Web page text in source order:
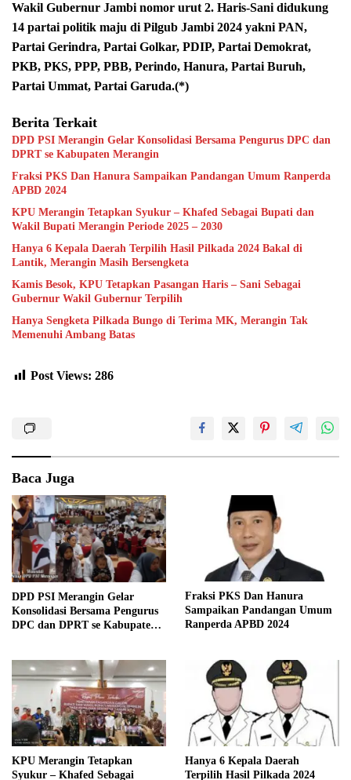
Wakil Gubernur Jambi nomor urut 2. Haris-Sani didukung
14 partai politik maju di Pilgub Jambi 2024 yakni PAN,
Partai Gerindra, Partai Golkar, PDIP, Partai Demokrat,
PKB, PKS, PPP, PBB, Perindo, Hanura, Partai Buruh,
Partai Ummat, Partai Garuda.(*)
Berita Terkait
DPD PSI Merangin Gelar Konsolidasi Bersama Pengurus DPC dan
DPRT se Kabupaten Merangin
Fraksi PKS Dan Hanura Sampaikan Pandangan Umum Ranperda
APBD 2024
KPU Merangin Tetapkan Syukur – Khafed Sebagai Bupati dan
Wakil Bupati Merangin Periode 2025 – 2030
Hanya 6 Kepala Daerah Terpilih Hasil Pilkada 2024 Bakal di
Lantik, Merangin Masih Bersengketa
Kamis Besok, KPU Tetapkan Pasangan Haris – Sani Sebagai
Gubernur Wakil Gubernur Terpilih
Hanya Sengketa Pilkada Bungo di Terima MK, Merangin Tak
Memenuhi Ambang Batas
Post Views: 286
Baca Juga
DPD PSI Merangin Gelar
Konsolidasi Bersama Pengurus
DPC dan DPRT se Kabupaten
Fraksi PKS Dan Hanura
Sampaikan Pandangan Umum
Ranperda APBD 2024
KPU Merangin Tetapkan
Syukur – Khafed Sebagai
Hanya 6 Kepala Daerah
Terpilih Hasil Pilkada 2024